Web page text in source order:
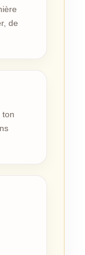
de
ton